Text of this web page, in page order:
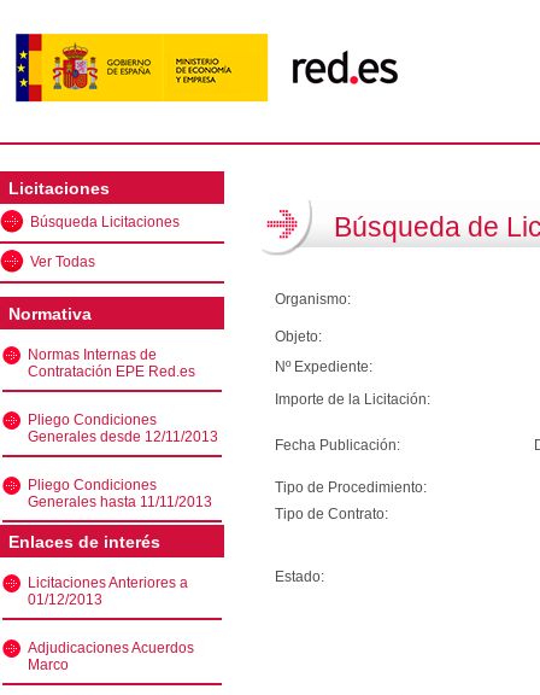
Licitaciones
Búsqueda Licitaciones
Ver Todas
Normativa
Normas Internas de
Contratación EPE Red.es
Pliego Condiciones
Generales desde 12/11/2013
Pliego Condiciones
Generales hasta 11/11/2013
Enlaces de interés
Licitaciones Anteriores a
01/12/2013
Adjudicaciones Acuerdos
Marco
Búsqueda de
Organismo:
Objeto:
Nº Expediente:
Importe de la Licitación:
Fecha Publicación:
Tipo de Procedimiento:
Tipo de Contrato:
Estado: